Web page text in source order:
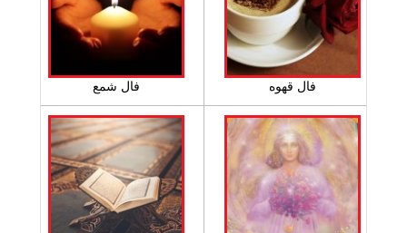
فال قهوه فال شمع